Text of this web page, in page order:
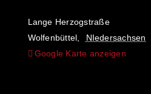
Lange Herzogstraße
Wolfenbüttel, NIedersachsen
Google Karte anzeigen